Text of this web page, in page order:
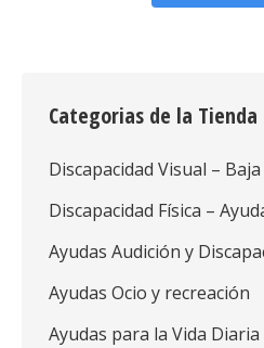
Categorias de la Tienda
Discapacidad Visual –
Discapacidad Física –
Ayudas Audición y
Ayudas Ocio y recreación
Ayudas para la Vida Diaria